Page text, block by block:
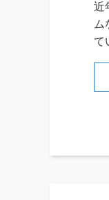
近
ム
て